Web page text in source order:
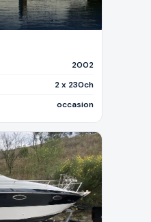
2002
2 x 230ch
occasion